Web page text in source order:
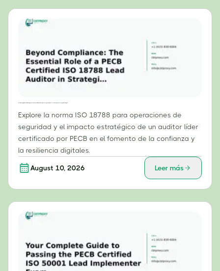
Explore la norma ISO 18788 para operaciones de
seguridad y el impacto estratégico de un auditor líder
certificado por PECB en el fomento de la confianza y
la resiliencia digitales.
August 10, 2026 Leer más